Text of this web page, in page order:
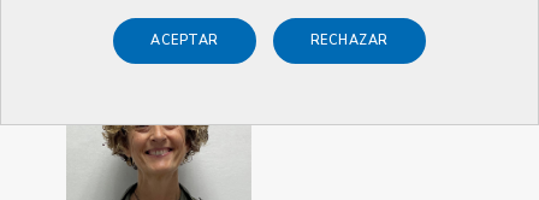
ACEPTAR RECHAZAR